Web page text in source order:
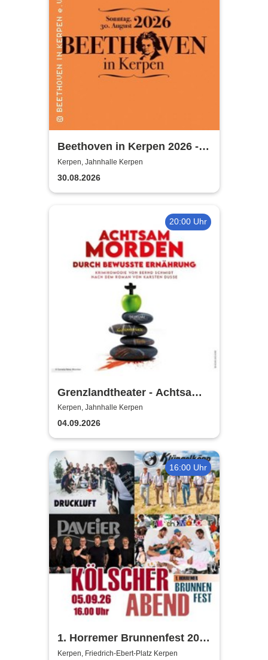
Beethoven in Kerpen 2026 -
Sommerkonzerte 2026
Kerpen, Jahnhalle Kerpen
30.08.2026
20:00 Uhr
Grenzlandtheater - Achtsam
Morden durch bewusste
Ernährung
Kerpen, Jahnhalle Kerpen
04.09.2026
16:00 Uhr
1. Horremer Brunnenfest 2026
- Klüngelköpp, Druckluft,
Kerpen, Friedrich-Ebert-Platz Kerpen